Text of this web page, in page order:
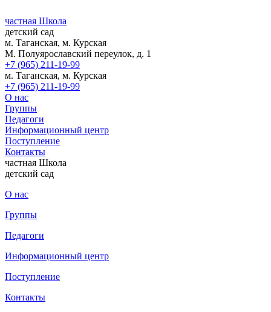
частная Школа
детский сад
м. Таганская, м. Курская
М. Полуярославский переулок, д. 1
+7 (965) 211-19-99
м. Таганская, м. Курская
+7 (965) 211-19-99
О нас
Группы
Педагоги
Информационный центр
Поступление
Контакты
частная Школа
детский сад
О нас
Группы
Педагоги
Информационный центр
Поступление
Контакты